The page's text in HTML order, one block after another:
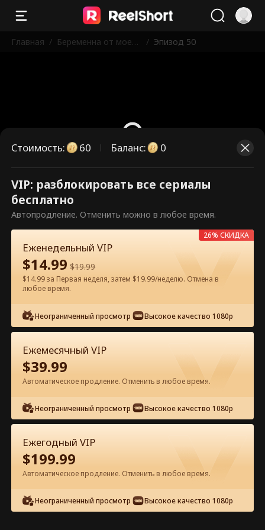
Главная / Беременна от моего
/ Эпизод 50
Это платные эпизоды.
Разблокируйте, чтобы смотреть.
60Разблокировать сейчас
Смотреть бесплатно в приложении
Эпизод 50 - Беременна от моего
нового босса Полный фильм
1-50 51-74 Все эпизоды
49
Стоимость: 60 Баланс: 0
VIP: разблокировать все сериалы
бесплатно
Автопродление. Отменить можно в любое время.
Еженедельный VIP
$14.99 $19.99
$14.99 за Первая неделя, затем $19.99/неделю. Отмена в
любое время.
Неограниченный просмотр Высокое качество 1080p
26% СКИДКА
Ежемесячный VIP
$39.99
Автоматическое продление. Отменить в любое время.
Неограниченный просмотр Высокое качество 1080p
Ежегодный VIP
$199.99
Автоматическое продление. Отменить в любое время.
Неограниченный просмотр Высокое качество 1080p